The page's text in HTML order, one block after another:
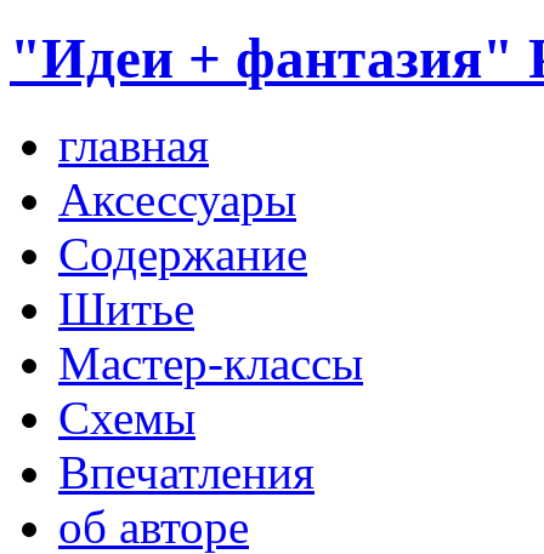
"Идеи + фантазия"
главная
Аксессуары
Содержание
Шитье
Мастер-классы
Схемы
Впечатления
об авторе